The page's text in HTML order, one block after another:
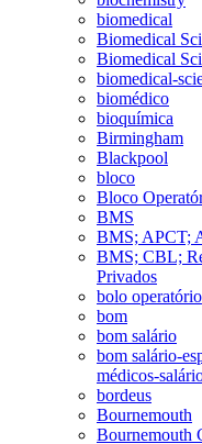
biomedical
Biomedical
Biomedical
biomedical-
biomédico
bioquímica
Birmingham
Blackpool
bloco
Bloco
BMS
BMS; APCT;
BMS; CBL;
Privados
bolo operatório
bom
bom salário
bom salário-
médicos-
bordeus
Bournemouth
Bournemouth